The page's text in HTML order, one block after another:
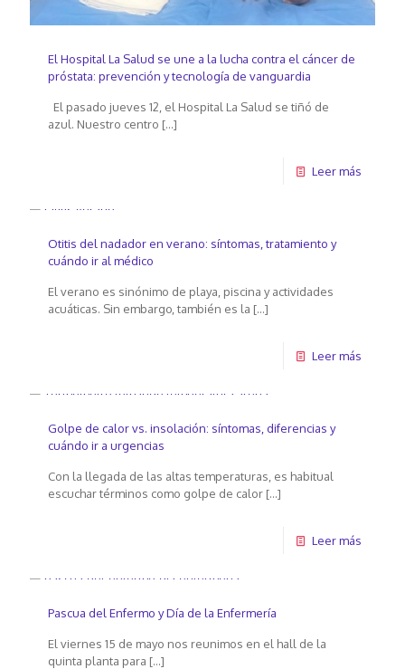
El Hospital La Salud se une a la lucha contra el cáncer de
próstata: prevención y tecnología de vanguardia
El pasado jueves 12, el Hospital La Salud se tiñó de
azul. Nuestro centro […]
Leer más
Otitis del nadador en verano: síntomas, tratamiento y
cuándo ir al médico
El verano es sinónimo de playa, piscina y actividades
acuáticas. Sin embargo, también es la […]
Leer más
Golpe de calor vs. insolación: síntomas, diferencias y
cuándo ir a urgencias
Con la llegada de las altas temperaturas, es habitual
escuchar términos como golpe de calor […]
Leer más
Pascua del Enfermo y Día de la Enfermería
El viernes 15 de mayo nos reunimos en el hall de la
quinta planta para […]